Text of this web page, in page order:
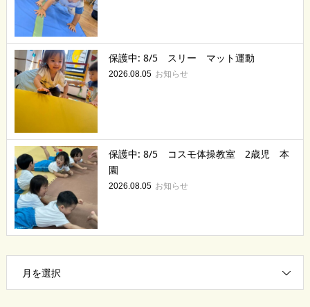
保護中: 8/5 スリー マット運動
2026.08.05 お知らせ
保護中: 8/5 コスモ体操教室 2歳児 本
園
2026.08.05 お知らせ
月を選択